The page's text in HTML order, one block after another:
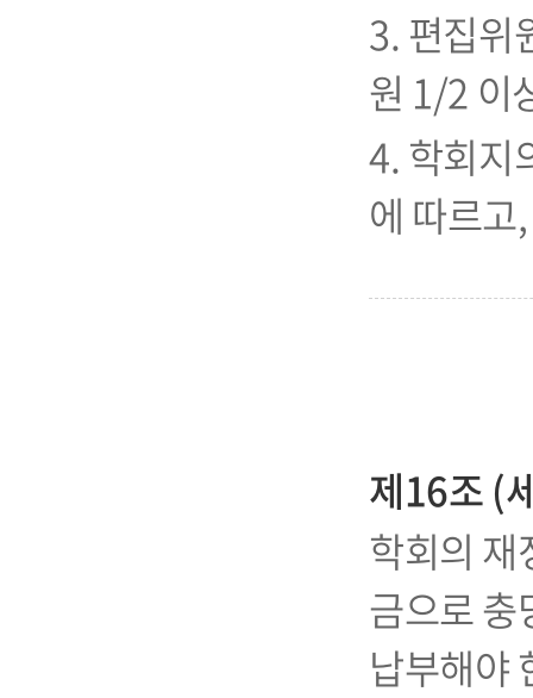
3. 편집위
원 1/2 이
4. 학회지
에 따르
제16조 (
학회의
금으로
납부해야